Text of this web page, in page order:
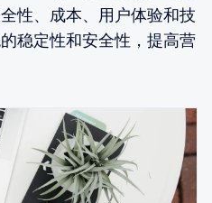
性、成本、用户体验和技
稳定性和安全性，提高营